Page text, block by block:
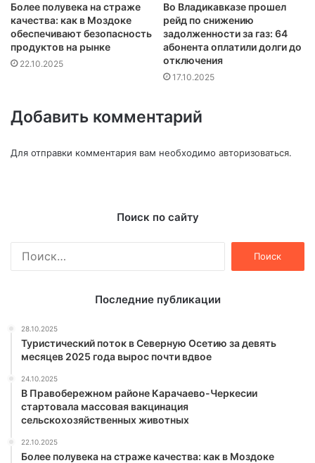
Более полувека на страже
качества: как в Моздоке
обеспечивают безопасность
продуктов на рынке
22.10.2025
Во Владикавказе прошел
рейд по снижению
задолженности за газ: 64
абонента оплатили долги до
отключения
17.10.2025
Добавить комментарий
Для отправки комментария вам необходимо авторизоваться.
Поиск по сайту
Последние публикации
28.10.2025
Туристический поток в Северную Осетию за девять
месяцев 2025 года вырос почти вдвое
24.10.2025
В Правобережном районе Карачаево-Черкесии
стартовала массовая вакцинация
сельскохозяйственных животных
22.10.2025
Более полувека на страже качества: как в Моздоке